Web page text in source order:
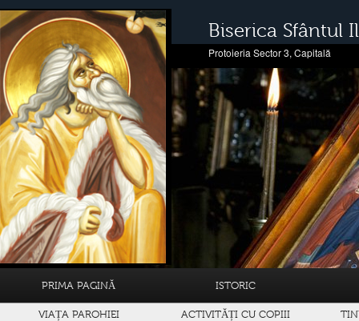
Biserica Sfântul
Protoieria Sector 3, Capitală
PRIMA PAGINĂ ISTORIC
VIAȚA PAROHIEI ACTIVITĂȚI CU COPIII